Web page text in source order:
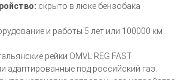
скрыто в люке бензобака
и работы 5 лет или 100000 км
рейки OMVL REG FAST
адаптированные под российский газ.